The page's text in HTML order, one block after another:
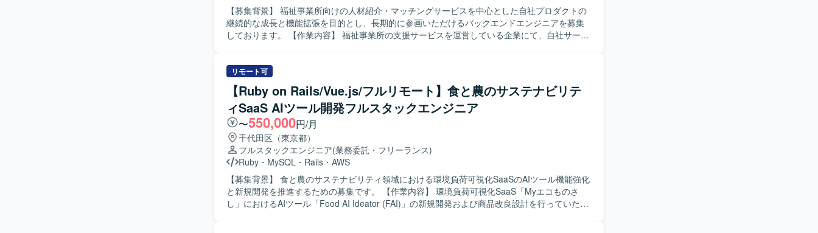
【募集背景】 福祉事業所向けの人材紹介・マッチングサービスを中心とした自社プロダクトの
継続的な成長と機能拡張を目的とし、長期的に参画いただけるバックエンドエンジニアを募集
しております。 【作業内容】 福祉事業所の支援サービスを運営している企業にて、自社サービ
産性向上のための開発など、多岐にわたる開発案件に携わっていただきます。 5年近い歴史のあ
るプロダクトのため、既存の開発基盤や組織風土をキャッチアップいただきつつ、プロダクト
開発に参画していただきます。 フルサイクル型のプロダクト開発現場として、数人月単位のプ
ロジェクトにおける要件定義〜設計〜実装〜テストまでの各工程を、計画策定から一貫してご
担当いただきます。 また、アーキテクチャ選定やパフォーマンス改善などの技術的な判断にお
いて、自ら根拠を持って意思決定し、若手メンバーの多いチームを率いていただきます。 【求
める人物像】 プロダクトや事業内容への理解を深めながら、安定的かつ長期的に参画いただけ
る方を求めております。複数のエンジニア、PdM、デザイナーと密に協働しながら開発を進め
る環境のため、コラボレーションとコミュニケーションを大切にし、自発的に周囲と連携しな
がら課題解決に取り組める方にマッチいたします。 明確なアーキテクチャが存在しない状況で
も、業務の背景や全体像を把握したうえで自ら考えて推進できる方や、各案件について表層的
な機能理解にとどまらず、用いられている技術や直面した課題、その対応策といった思考プロ
リモート可
【Ruby on Rails/Vue.js/フルリモート】食と農のサステナビリテ
ィSaaS AIツール開発フルスタックエンジニア
〜550,000円/月
千代田区（東京都）
フルスタックエンジニア(業務委託・フリーランス)
Ruby ・ MySQL ・ Rails ・ AWS
【募集背景】 食と農のサステナビリティ領域における環境負荷可視化SaaSのAIツール機能強化
と新規開発を推進するための募集です。 【作業内容】 環境負荷可視化SaaS「Myエコものさ
し」におけるAIツール「Food AI Ideator (FAI)」の新規開発および商品改良設計を行っていただ